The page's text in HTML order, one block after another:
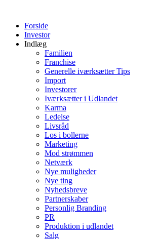
indholdForside
Investor
Indlæg
Familien
Franchise
Generelle iværksætter Tips
Import
Investorer
Iværksætter i Udlandet
Karma
Ledelse
Livsråd
Los i bollerne
Marketing
Mod strømmen
Netværk
Nye muligheder
Nye ting
Nyhedsbreve
Partnerskaber
Personlig Branding
PR
Produktion i udlandet
Salg